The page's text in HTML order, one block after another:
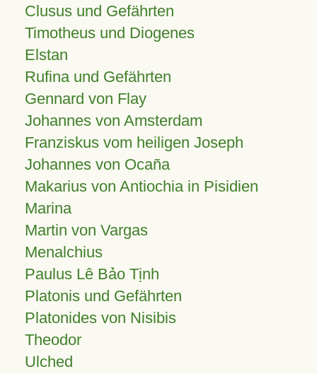
Clusus und Gefährten
Timotheus und Diogenes
Elstan
Rufina und Gefährten
Gennard von Flay
Johannes von Amsterdam
Franziskus vom heiligen Joseph
Johannes von Ocaña
Makarius von Antiochia in Pisidien
Marina
Martin von Vargas
Menalchius
Paulus Lê Bảo Tịnh
Platonis und Gefährten
Platonides von Nisibis
Theodor
Ulched